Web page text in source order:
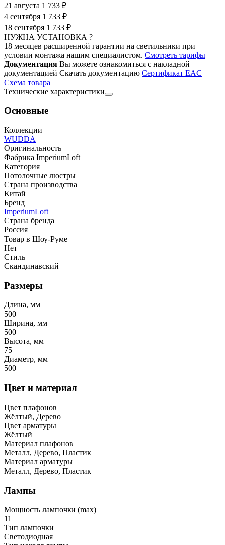
21 августа 1 733 ₽
4 сентября 1 733 ₽
18 сентября 1 733 ₽
НУЖНА УСТАНОВКА ?
18 месяцев расширенной гарантии на светильники при
условии монтажа нашим специалистом. Смотреть тарифы
Документация Вы можете ознакомиться с накладной
документацией Скачать документацию Cертификат EAC
Cхема товара
Технические характеристики
Основные
Коллекции
WUDDA
Оригинальность
Фабрика ImperiumLoft
Категория
Потолочные люстры
Страна производства
Китай
Бренд
ImperiumLoft
Страна бренда
Россия
Товар в Шоу-Руме
Нет
Стиль
Скандинавский
Размеры
Длина, мм
500
Ширина, мм
500
Высота, мм
75
Диаметр, мм
500
Цвет и материал
Цвет плафонов
Жёлтый, Дерево
Цвет арматуры
Жёлтый
Материал плафонов
Металл, Дерево, Пластик
Материал арматуры
Металл, Дерево, Пластик
Лампы
Мощность лампочки (max)
11
Тип лампочки
Светодиодная